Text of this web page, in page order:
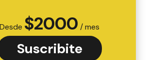
Desde $2000 / mes
Suscribite